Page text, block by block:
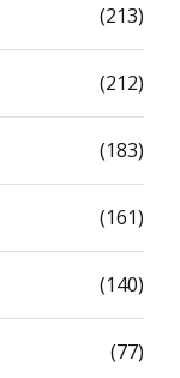
(213)
(212)
(183)
(161)
(140)
(77)